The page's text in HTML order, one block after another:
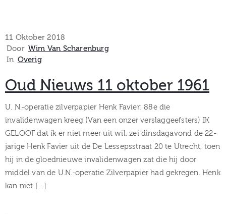
11 Oktober 2018
Door Wim Van Scharenburg
In Overig
Oud Nieuws 11 oktober 1961
U. N.-operatie zilverpapier Henk Favier: 88e die
invalidenwagen kreeg (Van een onzer verslaggeefsters) IK
GELOOF dat ik er niet meer uit wil, zei dinsdagavond de 22-
jarige Henk Favier uit de De Lessepsstraat 20 te Utrecht, toen
hij in de gloednieuwe invalidenwagen zat die hij door
middel van de U.N.-operatie Zilverpapier had gekregen. Henk
kan niet […]